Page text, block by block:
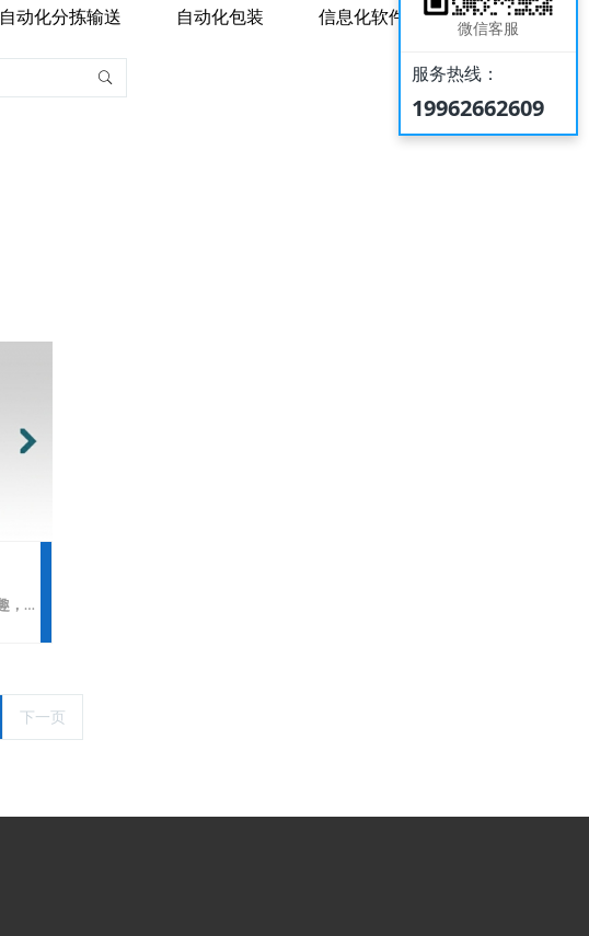
自动化分拣输送 自动化包装 信息化软件平台
提升机（堆垛）应用领域如果您对我们的产品有兴趣，想了解更多产品的参数及视频苏州佳日合可为您提供实际案例参考，免费进行可行性规划设计免费获取规划方案
下一页
微信客服
服务热线：
19962662609